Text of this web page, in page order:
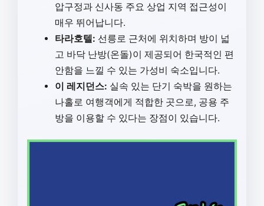
압구정과 신사동 주요 상업 지역 접근성이
매우 뛰어납니다.
타라호텔: 선릉로 근처에 위치하며 방이 넓
고 바닥 난방(온돌)이 제공되어 한국적인 편
안함을 느낄 수 있는 가성비 숙소입니다.
이 레지던스: 실속 있는 단기 숙박을 원하는
나홀로 여행객에게 적합한 곳으로, 공용 주
방을 이용할 수 있다는 장점이 있습니다.